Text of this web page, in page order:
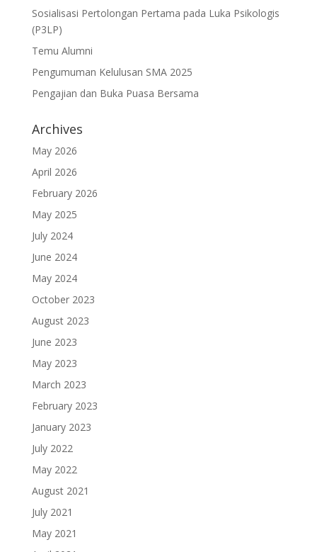
Sosialisasi Pertolongan Pertama pada Luka Psikologis
(P3LP)
Temu Alumni
Pengumuman Kelulusan SMA 2025
Pengajian dan Buka Puasa Bersama
Archives
May 2026
April 2026
February 2026
May 2025
July 2024
June 2024
May 2024
October 2023
August 2023
June 2023
May 2023
March 2023
February 2023
January 2023
July 2022
May 2022
August 2021
July 2021
May 2021